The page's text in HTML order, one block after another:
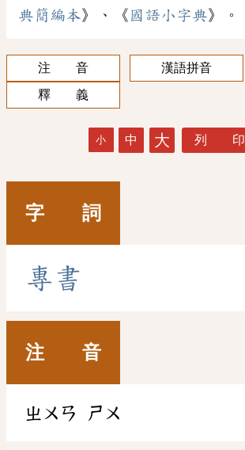
典簡編本》、《 國語小字典》。
注 音
漢語拼音
釋 義
小 中 大 列 印
字 詞
專書
注 音
ㄓㄨㄢ ㄕㄨ